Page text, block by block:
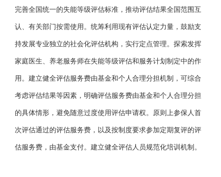
完善全国统一的失能等级评估标准，推动评估结果全国范围互
认、有关部门按需使用。统筹利用现有评估认定力量，鼓励支
持发展专业独立的社会化评估机构，实行定点管理。探索发挥
家庭医生、养老服务师在失能等级评估和服务计划制定中的作
用。建立健全评估服务费由基金和个人合理分担机制，可综合
考虑评估结果等因素，明确评估服务费由基金和个人合理分担
的具体情形，避免随意过度使用评估申请权。原则上参保人首
次评估通过的评估服务费，以及按制度要求参加定期复评的评
估服务费，由基金支付。建立健全评估人员规范化培训机制。